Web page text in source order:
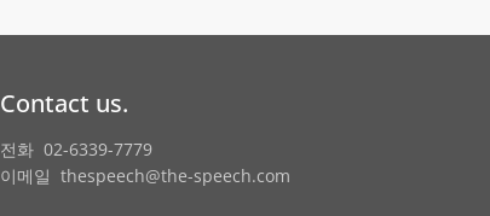
Contact us.
전화 02-6339-7779
이메일 thespeech@the-speech.com